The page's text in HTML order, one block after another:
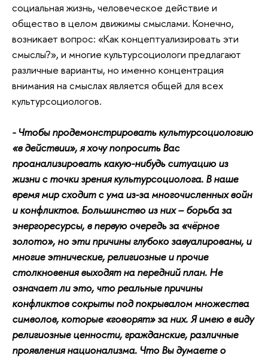
социальная жизнь, человеческое действие и
общество в целом движимы смыслами. Конечно,
возникает вопрос: «Как концептуализировать эти
смыслы?», и многие культурсоциологи предлагают
различные варианты, но именно концентрация
внимания на смыслах является общей для всех
культурсоциологов.
- Чтобы продемонстрировать культурсоциологию
«в действии», я хочу попросить Вас
проанализировать какую-нибудь ситуацию из
жизни с точки зрения культурсоциолога. В наше
время мир сходит с ума из-за многочисленных войн
и конфликтов. Большинство из них – борьба за
энергоресурсы, в первую очередь за «чёрное
золото», но эти причины глубоко завуалированы, и
многие этнические, религиозные и прочие
столкновения выходят на передний план. Не
означает ли это, что реальные причины
конфликтов сокрыты под покрывалом множества
символов, которые «говорят» за них. Я имею в виду
религиозные ценности, гражданские, различные
проявления национализма. Что Вы думаете о